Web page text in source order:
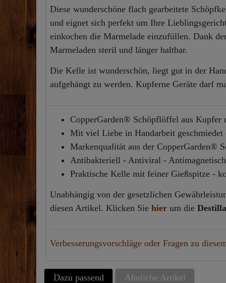
Diese wunderschöne flach gearbeitete
und eignet sich perfekt um Ihre
einkochen die Marmelade einzufüllen. Dank
Marmeladen steril und länger haltbar.
Die Kelle ist wunderschön, liegt gut in der
aufgehängt zu werden. Kupferne Geräte darf
CopperGarden® Schöpflöffel aus
Mit viel Liebe in Handarbeit
Markenqualität aus der CopperGarden®
Antibakteriell - Antiviral -
Praktische Kelle mit feiner Gießspitze -
Unabhängig von der gesetzlichen
diesen Artikel. Klicken Sie hierum die
Verbesserungsvorschläge oder Fragen zu
Dazu passend Ähnliche Artikel